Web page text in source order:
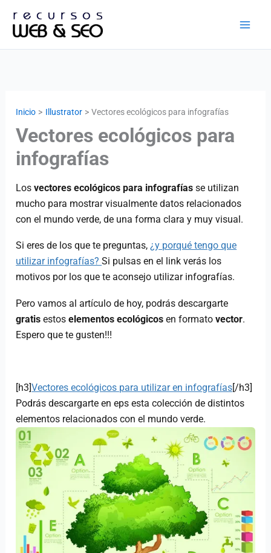
Inicio Illustrator Vectores ecológicos para infografías
Vectores ecológicos para
infografías
Los vectores ecológicos para infografías se utilizan
mucho para mostrar visualmente datos relacionados
con el mundo verde, de una forma clara y muy visual.
Si eres de los que te preguntas,¿y porqué tengo que
utilizar infografías?Si pulsas en el link verás los
motivos por los que te aconsejo utilizar infografías.
Pero vamos al artículo de hoy, podrás descargarte
gratis estoselementos ecológicos en formatovector.
Espero que te gusten!!!
[h3]Vectores ecológicos para utilizar en infografías[/h3]
Podrás descargarte en eps esta colección de distintos
elementos relacionados con el mundo verde.